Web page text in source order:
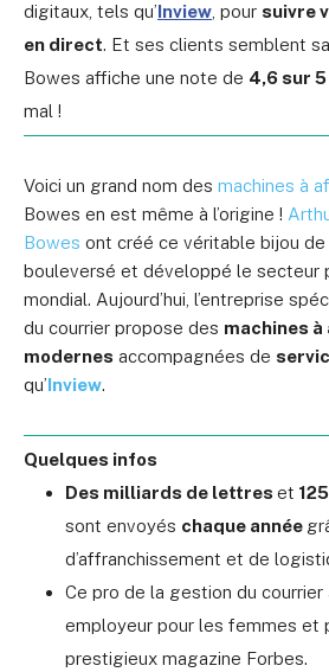
digitaux, tels qu’Inview , pour suivre
en direct. Et ses clients semblent
Bowes affiche une note de 4,6 sur
mal !
Voici un grand nom des machines à
Bowes en est même à l’origine !
Bowes ont créé ce véritable bijou
bouleversé et développé le secteur
mondial. Aujourd’hui, l’entreprise
du courrier propose des machines
modernes accompagnées de
qu’Inview.
Quelques infos
Des milliards de lettres et
sont envoyés chaque année
d’affranchissement et de
Ce pro de la gestion du
employeur pour les femmes et
prestigieux magazine Forbes.